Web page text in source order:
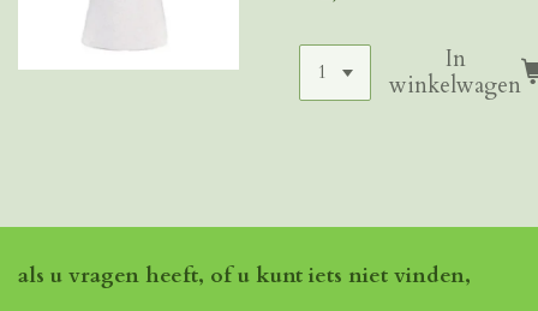
In
winkelwagen
als u vragen heeft, of u kunt iets niet vinden,